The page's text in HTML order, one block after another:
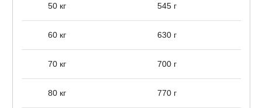
50 кг 545 г
60 кг 630 г
70 кг 700 г
80 кг 770 г